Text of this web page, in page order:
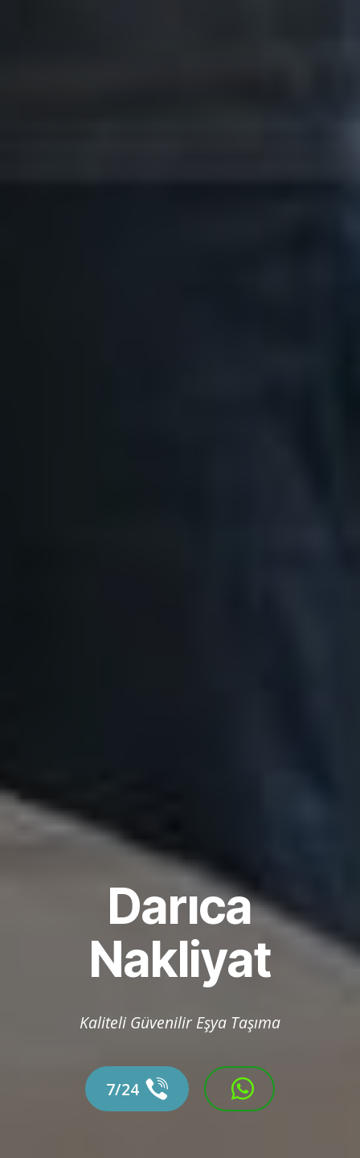
Darıca
Nakliyat
Kaliteli Güvenilir Eşya Taşıma
7/24